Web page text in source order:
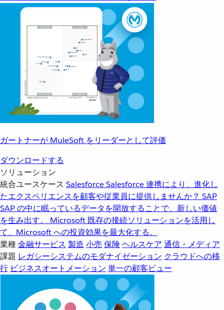
ガートナーが MuleSoft をリーダーとして評価
ダウンロードする
ソリューション
統合ユースケース SalesforceSalesforce 連携により、進化し
たエクスペリエンスを顧客や従業員に提供しませんか？ SAP
SAP の中に眠っているデータを開放することで、新しい価値
を生み出す。
Microsoft 既存の接続ソリューションを活用し
て、Microsoft への投資効果を最大化する。
業種金融サービス 製造 小売 保険 ヘルスケア 通信・メディア
課題 レガシーシステムのモダナイゼーション クラウドへの移
行 ビジネスオートメーション 単一の顧客ビュー